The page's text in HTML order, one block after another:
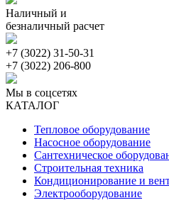
Наличный и
безналичный расчет
+7 (3022) 31-50-31
+7 (3022) 206-800
Мы в соцсетях
КАТАЛОГ
Тепловое оборудование
Насосное оборудование
Сантехническое
Строительная техника
Кондиционирование и
Электрооборудование